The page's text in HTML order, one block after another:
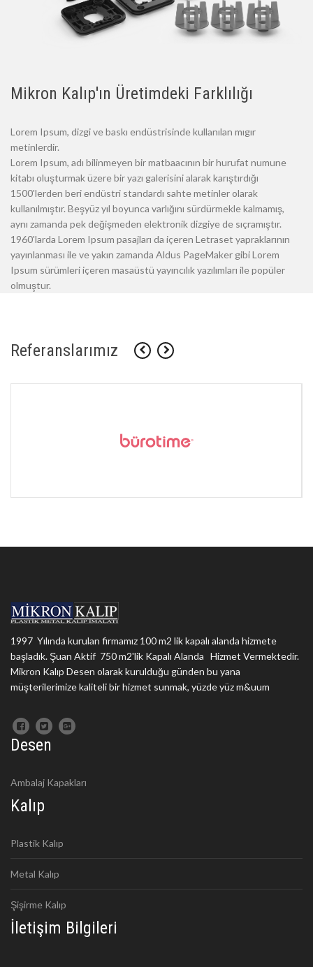
Mikron Kalıp'ın Üretimdeki Farklılığı
Lorem Ipsum, dizgi ve baskı endüstrisinde kullanılan mıgır
metinlerdir.
Lorem Ipsum, adı bilinmeyen bir matbaacının bir hurufat numune
kitabı oluşturmak üzere bir yazı galerisini alarak karıştırdığı
1500'lerden beri endüstri standardı sahte metinler olarak
kullanılmıştır. Beşyüz yıl boyunca varlığını sürdürmekle kalmamış,
aynı zamanda pek değişmeden elektronik dizgiye de sıçramıştır.
1960'larda Lorem Ipsum pasajları da içeren Letraset yapraklarının
yayınlanması ile ve yakın zamanda Aldus PageMaker gibi Lorem
Ipsum sürümleri içeren masaüstü yayıncılık yazılımları ile popüler
olmuştur.
Referanslarımız
1997 Yılında kurulan firmamız 100 m2 lik kapalı alanda hizmete
başladık. Şuan Aktif 750 m2'lik Kapalı Alanda Hizmet Vermektedir.
Mikron Kalıp Desen olarak kurulduğu günden bu yana
müşterilerimize kaliteli bir hizmet sunmak, yüzde yüz m&uum
Desen
Ambalaj Kapakları
Kalıp
Plastik Kalıp
Metal Kalıp
Şişirme Kalıp
İletişim Bilgileri